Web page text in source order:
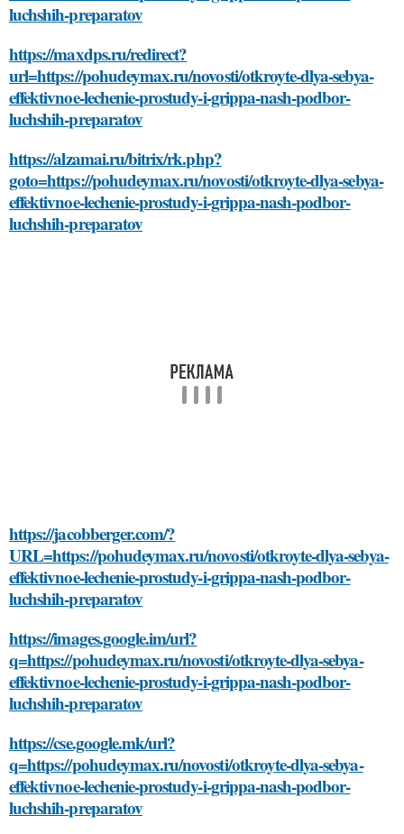
luchshih-preparatov
https://maxdps.ru/redirect?
url=https://pohudeymax.ru/novosti/otkroyte-dlya-sebya-
effektivnoe-lechenie-prostudy-i-grippa-nash-podbor-
luchshih-preparatov
https://alzamai.ru/bitrix/rk.php?
goto=https://pohudeymax.ru/novosti/otkroyte-dlya-sebya-
effektivnoe-lechenie-prostudy-i-grippa-nash-podbor-
luchshih-preparatov
https://jacobberger.com/?
URL=https://pohudeymax.ru/novosti/otkroyte-dlya-sebya-
effektivnoe-lechenie-prostudy-i-grippa-nash-podbor-
luchshih-preparatov
https://images.google.im/url?
q=https://pohudeymax.ru/novosti/otkroyte-dlya-sebya-
effektivnoe-lechenie-prostudy-i-grippa-nash-podbor-
luchshih-preparatov
https://cse.google.mk/url?
q=https://pohudeymax.ru/novosti/otkroyte-dlya-sebya-
effektivnoe-lechenie-prostudy-i-grippa-nash-podbor-
luchshih-preparatov